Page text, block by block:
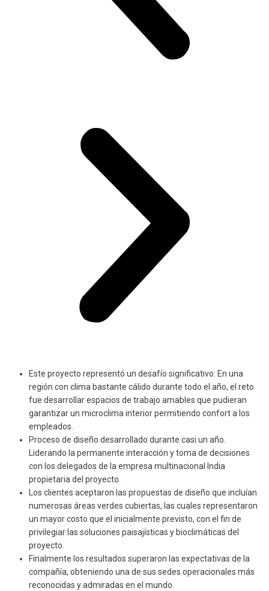
Este proyecto representó un desafío significativo: En una
región con clima bastante cálido durante todo el año, el reto
fue desarrollar espacios de trabajo amables que pudieran
garantizar un microclima interior permitiendo confort a los
empleados.
Proceso de diseño desarrollado durante casi un año.
Liderando la permanente interacción y toma de decisiones
con los delegados de la empresa multinacional India
propietaria del proyecto.
Los clientes aceptaron las propuestas de diseño que incluían
numerosas áreas verdes cubiertas, las cuales representaron
un mayor costo que el inicialmente previsto, con el fin de
privilegiar las soluciones paisajísticas y bioclimáticas del
proyecto.
Finalmente los resultados superaron las expectativas de la
compañía, obteniendo una de sus sedes operacionales más
reconocidas y admiradas en el mundo.